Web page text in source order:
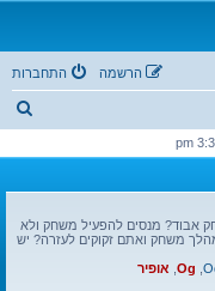
התחברות הרשמה
ו
אבוד? מנסים להפעיל משחק ולא
משחק ואתם זקוקים לעזרה? יש
Og אופיר